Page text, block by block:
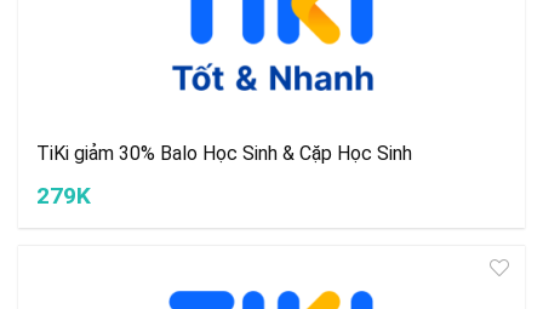
TiKi giảm 30% Balo Học Sinh & Cặp Học Sinh
279K